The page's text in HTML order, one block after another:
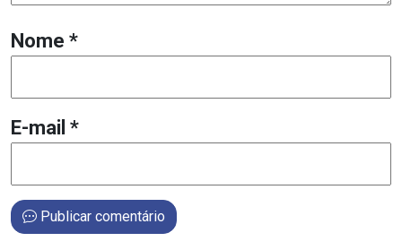
Nome *
E-mail *
Publicar comentário